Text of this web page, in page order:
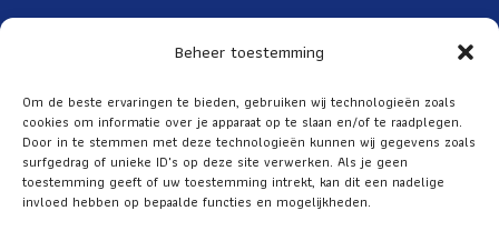
Beheer toestemming
Om de beste ervaringen te bieden, gebruiken wij technologieën zoals
cookies om informatie over je apparaat op te slaan en/of te raadplegen.
Door in te stemmen met deze technologieën kunnen wij gegevens zoals
surfgedrag of unieke ID's op deze site verwerken. Als je geen
toestemming geeft of uw toestemming intrekt, kan dit een nadelige
invloed hebben op bepaalde functies en mogelijkheden.
Toegankelijkheid
Over ANNO
ANBI
Privacy